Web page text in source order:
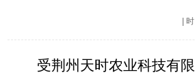
受荆州天时农业科技有